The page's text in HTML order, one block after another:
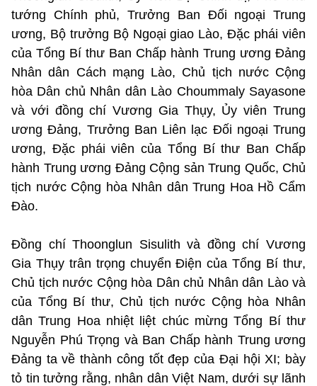
tướng Chính phủ, Trưởng Ban Đối ngoại Trung
ương, Bộ trưởng Bộ Ngoại giao Lào, Đặc phái viên
của Tổng Bí thư Ban Chấp hành Trung ương Đảng
Nhân dân Cách mạng Lào, Chủ tịch nước Cộng
hòa Dân chủ Nhân dân Lào Choummaly Sayasone
và với đồng chí Vương Gia Thụy, Ủy viên Trung
ương Đảng, Trưởng Ban Liên lạc Đối ngoại Trung
ương, Đặc phái viên của Tổng Bí thư Ban Chấp
hành Trung ương Đảng Cộng sản Trung Quốc, Chủ
tịch nước Cộng hòa Nhân dân Trung Hoa Hồ Cẩm
Đào.
Đồng chí Thoonglun Sisulith và đồng chí Vương
Gia Thụy trân trọng chuyển Điện của Tổng Bí thư,
Chủ tịch nước Cộng hòa Dân chủ Nhân dân Lào và
của Tổng Bí thư, Chủ tịch nước Cộng hòa Nhân
dân Trung Hoa nhiệt liệt chúc mừng Tổng Bí thư
Nguyễn Phú Trọng và Ban Chấp hành Trung ương
Đảng ta về thành công tốt đẹp của Đại hội XI; bày
tỏ tin tưởng rằng, nhân dân Việt Nam, dưới sự lãnh